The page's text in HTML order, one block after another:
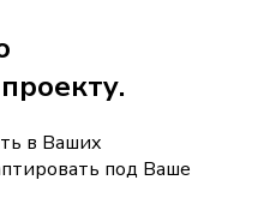
в Ваших
под Ваше